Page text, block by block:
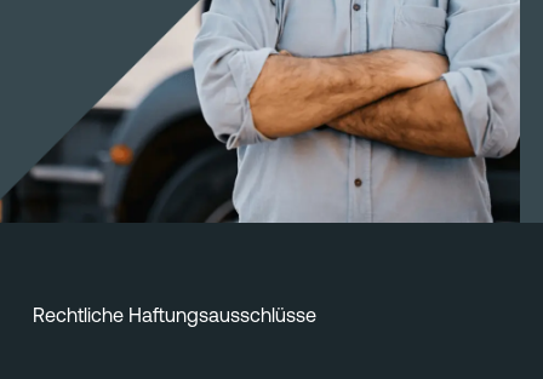
Rechtliche Haftungsausschlüsse